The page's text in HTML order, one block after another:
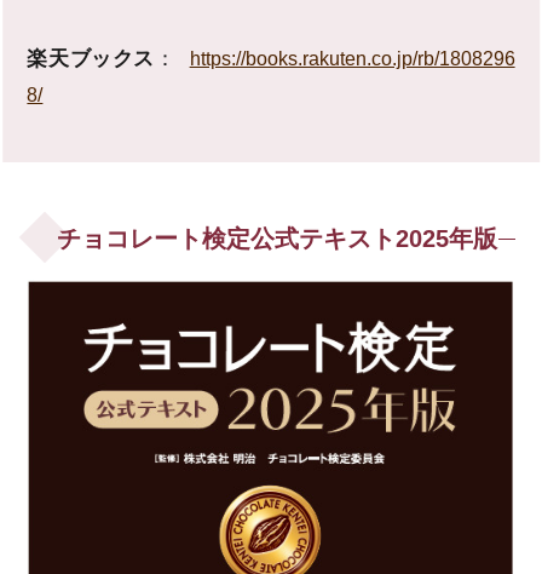
楽天ブックス ：
https://books.rakuten.co.jp/rb/1808296
8/
チョコレート検定公式テキスト2025年版